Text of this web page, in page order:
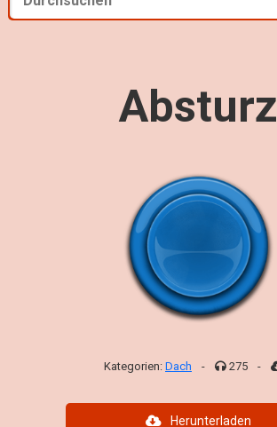
Absturz
Kategorien: Dach - 275 -
Herunterladen